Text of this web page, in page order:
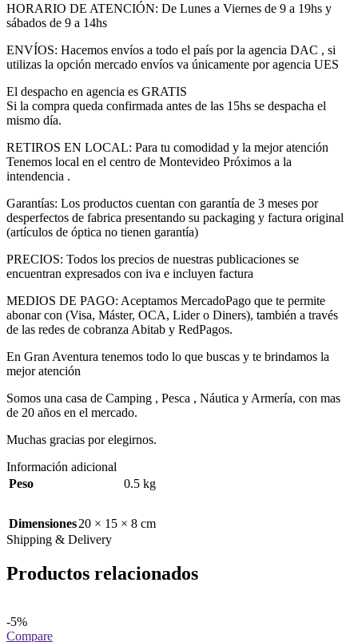
HORARIO DE ATENCIÓN: De Lunes a Viernes de 9 a 19hs y
sábados de 9 a 14hs
ENVÍOS: Hacemos envíos a todo el país por la agencia DAC , si
utilizas la opción mercado envíos va únicamente por agencia UES
El despacho en agencia es GRATIS
Si la compra queda confirmada antes de las 15hs se despacha el
mismo día.
RETIROS EN LOCAL: Para tu comodidad y la mejor atención
Tenemos local en el centro de Montevideo Próximos a la
intendencia .
Garantías: Los productos cuentan con garantía de 3 meses por
desperfectos de fabrica presentando su packaging y factura original
(artículos de óptica no tienen garantía)
PRECIOS: Todos los precios de nuestras publicaciones se
encuentran expresados con iva e incluyen factura
MEDIOS DE PAGO: Aceptamos MercadoPago que te permite
abonar con (Visa, Máster, OCA, Lider o Diners), también a través
de las redes de cobranza Abitab y RedPagos.
En Gran Aventura tenemos todo lo que buscas y te brindamos la
mejor atención
Somos una casa de Camping , Pesca , Náutica y Armería, con mas
de 20 años en el mercado.
Muchas gracias por elegirnos.
Información adicional
Peso
0.5 kg
Dimensiones20 × 15 × 8 cm
Shipping & Delivery
Productos relacionados
-5%
Compare